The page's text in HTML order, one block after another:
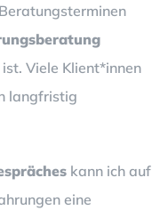
Viele Klient*innen
langfristig
kann ich auf
eine